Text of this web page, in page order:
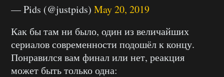
— Pids (@justpids) May 20, 2019
Как бы там ни было, один из величайших
сериалов современности подошёл к концу.
Понравился вам финал или нет, реакция
может быть только одна: